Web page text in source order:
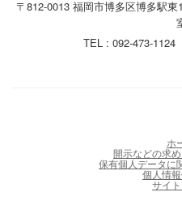
〒812-0013 福岡市博多区博多駅
TEL : 092-473-
ホ
開示などの求
保有個人データに
個人情
サイ